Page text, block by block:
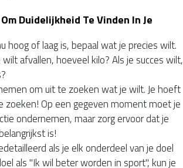
Duidelijkheid Te Vinden In Je
hoog of laag is, bepaal wat je precies wilt.
afvallen, hoeveel kilo? Als je succes wilt,
om uit te zoeken wat je wilt. Je hoeft
zoeken! Op een gegeven moment moet je
ondernemen, maar zorg ervoor dat je
is!
als je elk onderdeel van je doel
als "Ik wil beter worden in sport", kun je